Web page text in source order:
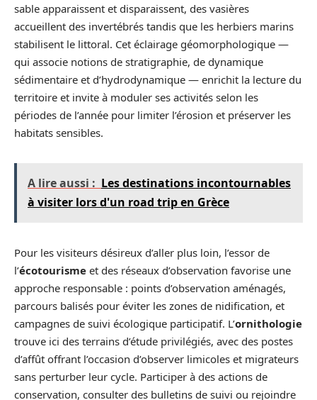
sable apparaissent et disparaissent, des vasières
accueillent des invertébrés tandis que les herbiers marins
stabilisent le littoral. Cet éclairage géomorphologique —
qui associe notions de stratigraphie, de dynamique
sédimentaire et d’hydrodynamique — enrichit la lecture du
territoire et invite à moduler ses activités selon les
périodes de l’année pour limiter l’érosion et préserver les
habitats sensibles.
A lire aussi : Les destinations incontournables
à visiter lors d'un road trip en Grèce
Pour les visiteurs désireux d’aller plus loin, l’essor de
l’écotourisme et des réseaux d’observation favorise une
approche responsable : points d’observation aménagés,
parcours balisés pour éviter les zones de nidification, et
campagnes de suivi écologique participatif. L’ornithologie
trouve ici des terrains d’étude privilégiés, avec des postes
d’affût offrant l’occasion d’observer limicoles et migrateurs
sans perturber leur cycle. Participer à des actions de
conservation, consulter des bulletins de suivi ou rejoindre